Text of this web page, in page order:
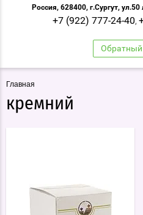
Россия, 628400, г.Сургут,
+7 (922) 777-24-40,
Обратный
Главная
кремний